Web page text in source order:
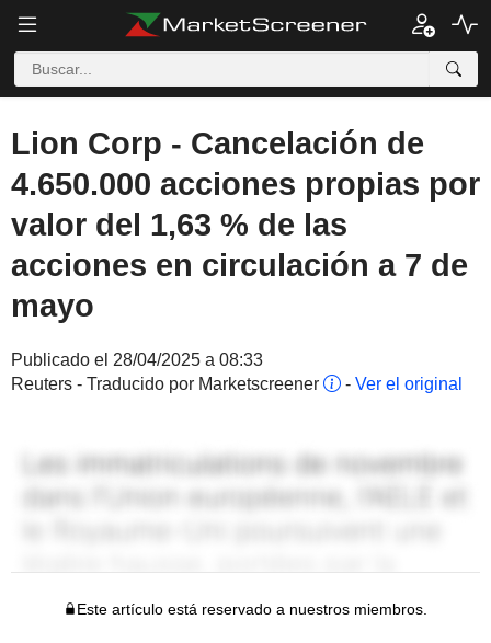
Lion Corp - Cancelación de
4.650.000 acciones propias por
valor del 1,63 % de las
acciones en circulación a 7 de
mayo
Publicado el 28/04/2025 a 08:33
Reuters - Traducido por Marketscreener
- Ver el original
Este artículo está reservado a nuestros miembros.